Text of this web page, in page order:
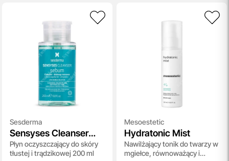
Sesderma
Sensyses Cleanser
Sebum
Płyn oczyszczający do skóry
tłustej i trądzikowej 200 ml
Mesoestetic
Hydratonic Mist
Nawilżający tonik do twarzy w
mgiełce, równoważący i